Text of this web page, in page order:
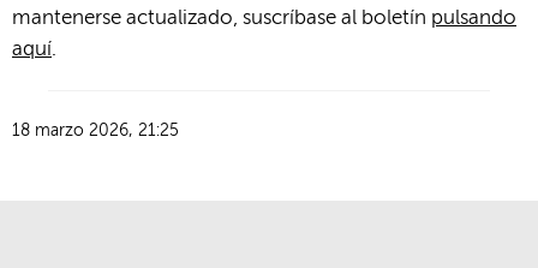
mantenerse actualizado, suscríbase al boletín pulsando
aquí.
18 marzo 2026, 21:25